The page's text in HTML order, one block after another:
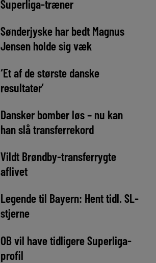
Superliga-træner
Sønderjyske har bedt Magnus
Jensen holde sig væk
‘Et af de største danske
resultater’
Dansker bomber løs – nu kan
han slå transferrekord
Vildt Brøndby-transferrygte
aflivet
Legende til Bayern: Hent tidl. SL-
stjerne
OB vil have tidligere Superliga-
profil